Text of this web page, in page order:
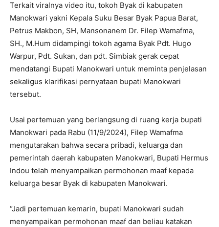
Terkait viralnya video itu, tokoh Byak di kabupaten
Manokwari yakni Kepala Suku Besar Byak Papua Barat,
Petrus Makbon, SH, Mansonanem Dr. Filep Wamafma,
SH., M.Hum didampingi tokoh agama Byak Pdt. Hugo
Warpur, Pdt. Sukan, dan pdt. Simbiak gerak cepat
mendatangi Bupati Manokwari untuk meminta penjelasan
sekaligus klarifikasi pernyataan bupati Manokwari
tersebut.
Usai pertemuan yang berlangsung di ruang kerja bupati
Manokwari pada Rabu (11/9/2024), Filep Wamafma
mengutarakan bahwa secara pribadi, keluarga dan
pemerintah daerah kabupaten Manokwari, Bupati Hermus
Indou telah menyampaikan permohonan maaf kepada
keluarga besar Byak di kabupaten Manokwari.
“Jadi pertemuan kemarin, bupati Manokwari sudah
menyampaikan permohonan maaf dan beliau katakan